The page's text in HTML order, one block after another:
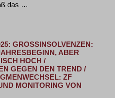
das …
GROSSINSOLVENZEN: V
ABER Z
HOCH / B
GEGEN DEN TREND / D
ZF V
MONITORING VON A